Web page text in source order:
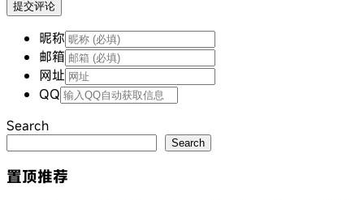
提交评论
昵称
邮箱
网址
QQ
Search
Search
置顶推荐